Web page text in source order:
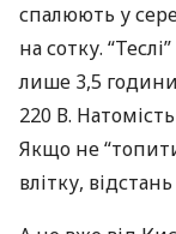
спалюють у
на сотку.
лише 3,5
220 В.
Якщо не
влітку,